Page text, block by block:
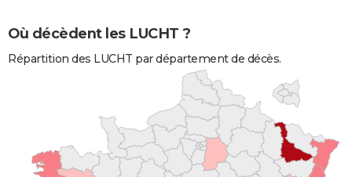
Où décèdent les LUCHT ?
Répartition des LUCHT par département de décès.